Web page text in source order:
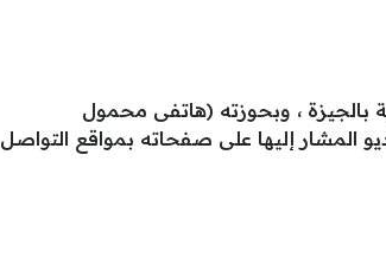
بالجيزة ، وبحوزته (هاتفى محمول
المشار إليها على صفحاته بمواقع التواصل